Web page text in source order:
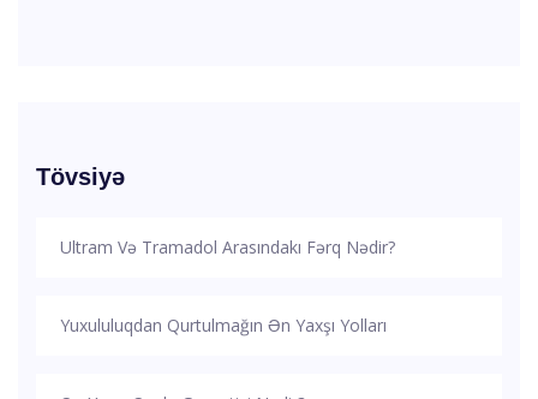
Tövsiyə
Ultram Və Tramadol Arasındakı Fərq Nədir?
Yuxululuqdan Qurtulmağın Ən Yaxşı Yolları